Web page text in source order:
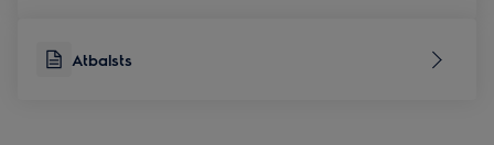
Atbalsts